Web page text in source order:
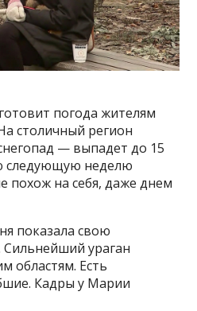
погода жителям
столичный регион
— выпадет до 15
следующую неделю
похож на себя, даже днем
показала свою
ураган
областям. Есть
Кадры у Марии